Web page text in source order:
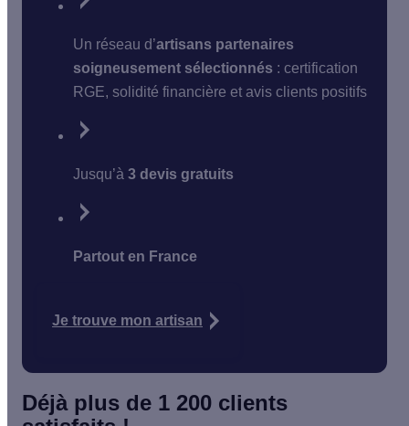
Un réseau d’artisans partenaires
soigneusement sélectionnés : certification
RGE, solidité financière et avis clients positifs
Jusqu’à 3 devis gratuits
Partout en France
Je trouve mon artisan
Déjà plus de 1 200 clients